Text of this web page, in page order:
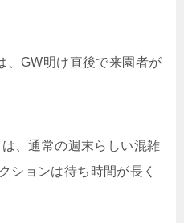
、GW明け直後で来園者が
、通常の週末らしい混雑
ションは待ち時間が長く